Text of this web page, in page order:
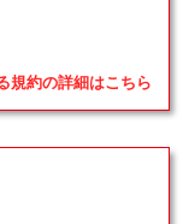
規約の詳細はこちら